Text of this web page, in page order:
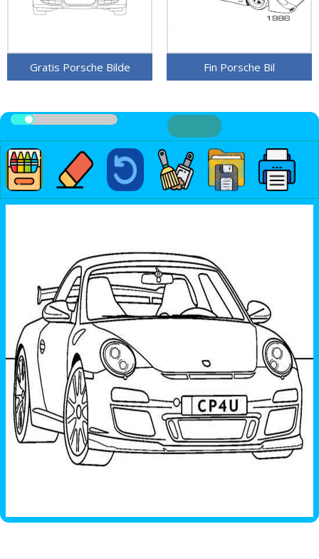
Gratis Porsche Bilde Fin Porsche Bil